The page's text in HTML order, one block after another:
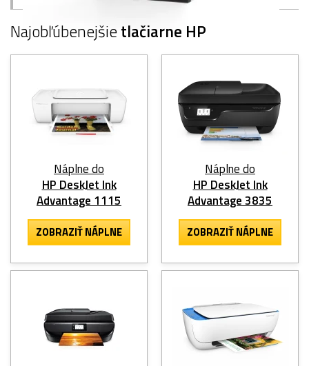
Najobľúbenejšietlačiarne HP
Náplne do
HP DeskJet Ink
Advantage 1115
ZOBRAZIŤ NÁPLNE
Náplne do
HP DeskJet Ink
Advantage 3835
ZOBRAZIŤ NÁPLNE